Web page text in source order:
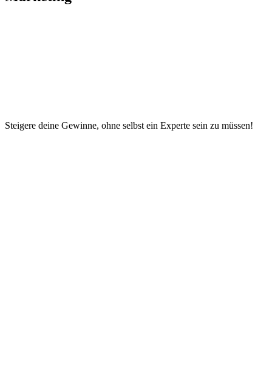
Steigere deine Gewinne, ohne selbst ein Experte sein zu müssen!